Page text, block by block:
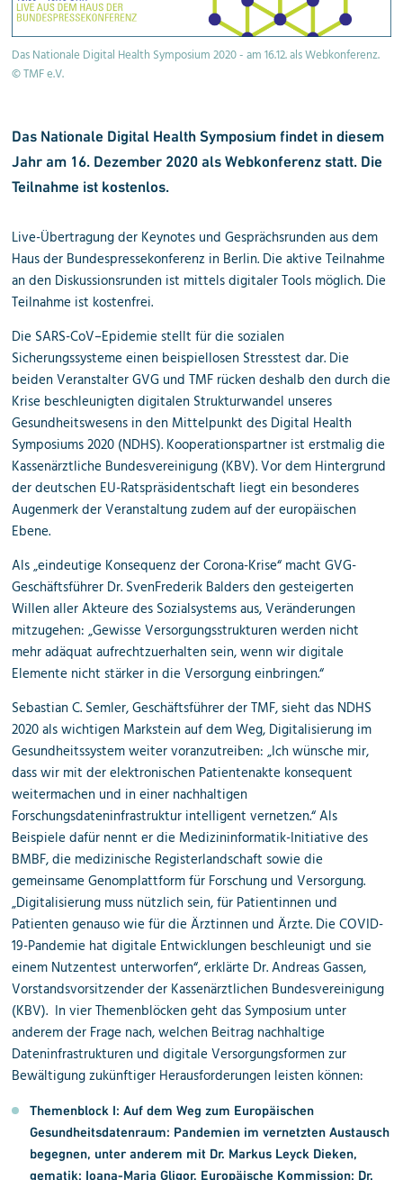
Das Nationale Digital Health Symposium 2020 - am 16.12. als Webkonferenz.
© TMF e.V.
Das Nationale Digital Health Symposium findet in diesem
Jahr am 16. Dezember 2020 als Webkonferenz statt. Die
Teilnahme ist kostenlos.
Live-Übertragung der Keynotes und Gesprächsrunden aus dem
Haus der Bundespressekonferenz in Berlin. Die aktive Teilnahme
an den Diskussionsrunden ist mittels digitaler Tools möglich. Die
Teilnahme ist kostenfrei.
Die SARS-CoV–Epidemie stellt für die sozialen
Sicherungssysteme einen beispiellosen Stresstest dar. Die
beiden Veranstalter GVG und TMF rücken deshalb den durch die
Krise beschleunigten digitalen Strukturwandel unseres
Gesundheitswesens in den Mittelpunkt des Digital Health
Symposiums 2020 (NDHS). Kooperationspartner ist erstmalig die
Kassenärztliche Bundesvereinigung (KBV). Vor dem Hintergrund
der deutschen EU-Ratspräsidentschaft liegt ein besonderes
Augenmerk der Veranstaltung zudem auf der europäischen
Ebene.
Als „eindeutige Konsequenz der Corona-Krise“ macht GVG-
Geschäftsführer Dr. SvenFrederik Balders den gesteigerten
Willen aller Akteure des Sozialsystems aus, Veränderungen
mitzugehen: „Gewisse Versorgungsstrukturen werden nicht
mehr adäquat aufrechtzuerhalten sein, wenn wir digitale
Elemente nicht stärker in die Versorgung einbringen.“
Sebastian C. Semler, Geschäftsführer der TMF, sieht das NDHS
2020 als wichtigen Markstein auf dem Weg, Digitalisierung im
Gesundheitssystem weiter voranzutreiben: „Ich wünsche mir,
dass wir mit der elektronischen Patientenakte konsequent
weitermachen und in einer nachhaltigen
Forschungsdateninfrastruktur intelligent vernetzen.“ Als
Beispiele dafür nennt er die Medizininformatik-Initiative des
BMBF, die medizinische Registerlandschaft sowie die
gemeinsame Genomplattform für Forschung und Versorgung.
„Digitalisierung muss nützlich sein, für Patientinnen und
Patienten genauso wie für die Ärztinnen und Ärzte. Die COVID-
19-Pandemie hat digitale Entwicklungen beschleunigt und sie
einem Nutzentest unterworfen“, erklärte Dr. Andreas Gassen,
Vorstandsvorsitzender der Kassenärztlichen Bundesvereinigung
(KBV). In vier Themenblöcken geht das Symposium unter
anderem der Frage nach, welchen Beitrag nachhaltige
Dateninfrastrukturen und digitale Versorgungsformen zur
Bewältigung zukünftiger Herausforderungen leisten können:
Themenblock I: Auf dem Weg zum Europäischen
Gesundheitsdatenraum: Pandemien im vernetzten Austausch
begegnen, unter anderem mit Dr. Markus Leyck Dieken,
gematik; Ioana-Maria Gligor, Europäische Kommission; Dr.